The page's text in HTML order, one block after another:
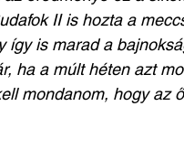
II is hozta a
így is marad a
ha a múlt héten azt
mondanom, hogy az